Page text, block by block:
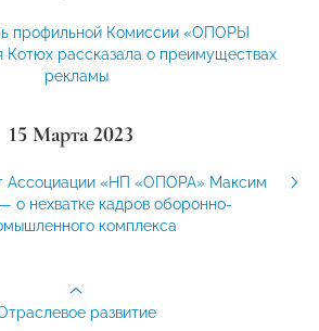
профильной Комиссии «ОПОРЫ
рассказала о преимуществах
рекламы
15 Марта 2023
Ассоциации «НП «ОПОРА» Максим
о нехватке кадров оборонно-
комплекса
развитие